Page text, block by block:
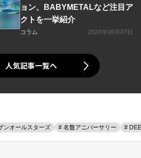
ョン、BABYMETALなど注目ア
クトを一挙紹介
コラム 2026年08月07日
人気記事一覧へ
ンオールスターズ # 名盤アニバーサリー #